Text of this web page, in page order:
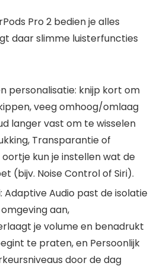
Pro 2 bedien je alles
daar slimme luisterfuncties
personalisatie: knijp kort om
veeg omhoog/omlaag
langer vast om te wisselen
Transparantie of
kun je instellen wat de
(bijv. Noise Control of Siri).
Adaptive Audio past de isolatie
aan,
je volume en benadrukt
te praten, en Persoonlijk
door de dag